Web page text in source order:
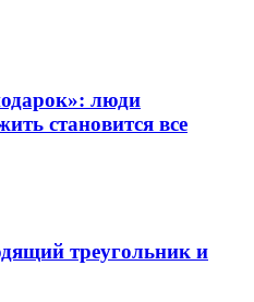
люди
становится все
треугольник и